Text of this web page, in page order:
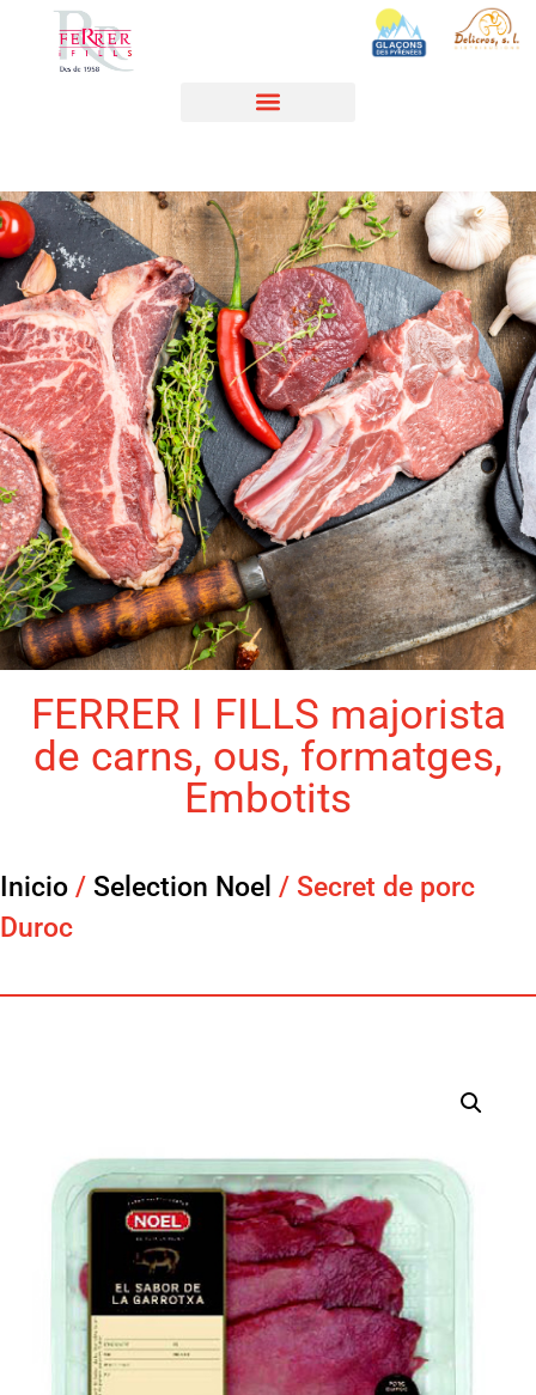
FERRER I FILLS majorista
de carns, ous, formatges,
Embotits
Inicio / Selection Noel / Secret de porc
Duroc